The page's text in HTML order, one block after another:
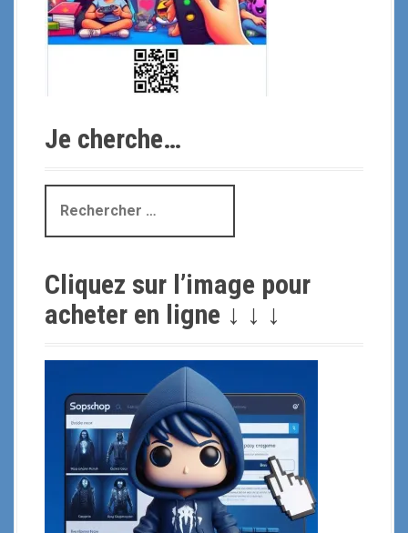
Je cherche…
c
e
c
Cliquez sur l’image pour
acheter en ligne ↓ ↓ ↓